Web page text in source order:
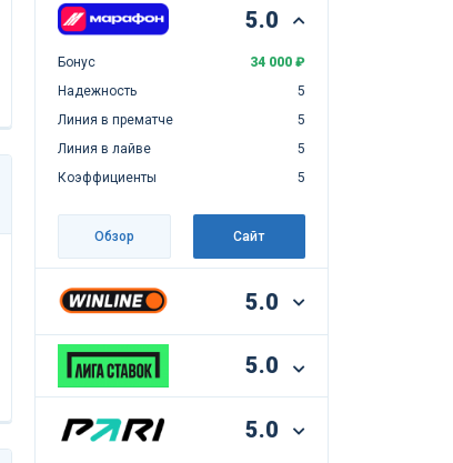
5.0
Бонус
34 000 ₽
Надежность
5
Линия в прематче
5
Линия в лайве
5
Коэффициенты
5
Обзор Сайт
5.0
5.0
5.0